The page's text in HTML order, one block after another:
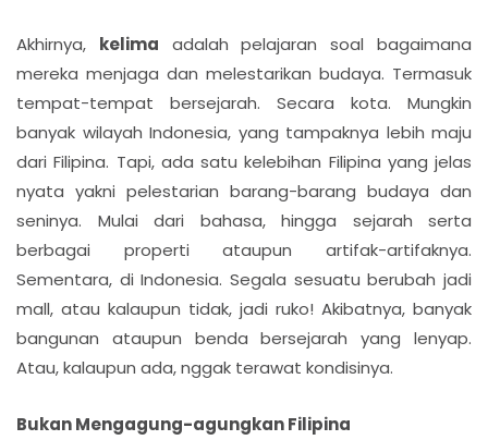
Akhirnya, kelima adalah pelajaran soal bagaimana
mereka menjaga dan melestarikan budaya. Termasuk
tempat-tempat bersejarah. Secara kota. Mungkin
banyak wilayah Indonesia, yang tampaknya lebih maju
dari Filipina. Tapi, ada satu kelebihan Filipina yang jelas
nyata yakni pelestarian barang-barang budaya dan
seninya. Mulai dari bahasa, hingga sejarah serta
berbagai properti ataupun artifak-artifaknya.
Sementara, di Indonesia. Segala sesuatu berubah jadi
mall, atau kalaupun tidak, jadi ruko! Akibatnya, banyak
bangunan ataupun benda bersejarah yang lenyap.
Atau, kalaupun ada, nggak terawat kondisinya.
Bukan Mengagung-agungkan Filipina